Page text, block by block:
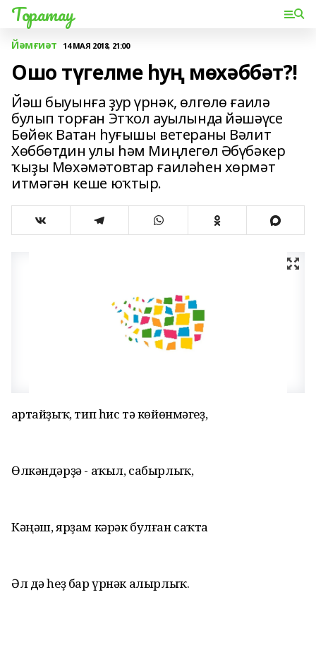
Торатау
Йәмғиәт 14 МАЯ 2018, 21:00
Ошо түгелме һуң мөхәббәт?!
Йәш быуынға ҙур үрнәк, өлгөлө ғаилә
булып торған Этҡол ауылында йәшәүсе
Бөйөк Ватан һуғышы ветераны Вәлит
Хөббөтдин улы һәм Миңлегөл Әбүбәкер
ҡыҙы Мөхәмәтовтар ғаиләһен хөрмәт
итмәгән кеше юҡтыр.
Ҡартайҙыҡ, тип һис тә көйөнмәгеҙ,
Өлкәндәрҙә - аҡыл, сабырлыҡ,
Кәңәш, ярҙам кәрәк булған саҡта
Әл дә һеҙ бар үрнәк алырлыҡ.